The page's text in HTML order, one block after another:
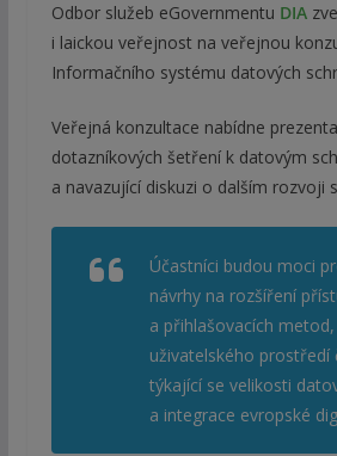
Odbor služeb eGovernmentu DIA
i laickou veřejnost na veřejnou
Informačního systému datových
Veřejná konzultace nabídne
dotazníkových šetření k datovým
a navazující diskuzi o dalším rozvoji
Účastníci budou moci
návrhy na rozšíření
a přihlašovacích
uživatelského prostředí
týkající se velikosti
a integrace evropské